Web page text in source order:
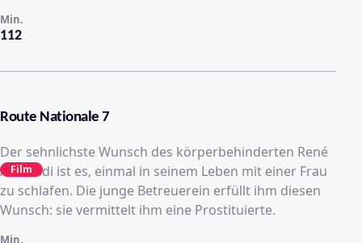
112
Min.
Route Nationale 7
Der sehnlichste Wunsch des körperbehinderten René
Amistadi ist es, einmal in seinem Leben mit einer Frau
zu schlafen. Die junge Betreuerein erfüllt ihm diesen
Wunsch: sie vermittelt ihm eine Prostituierte.
Min.
Film